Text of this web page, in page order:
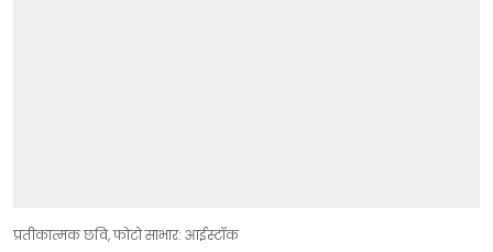
प्रतीकात्मक छवि, फोटो साभार: आईस्टॉक